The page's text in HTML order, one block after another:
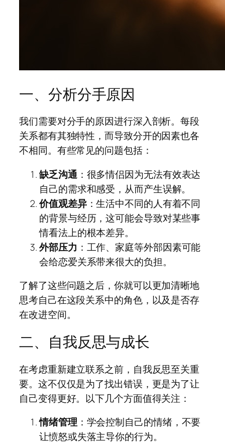
一、分析分手原因
我们需要对分手的原因进行深入剖析。每段
关系都有其独特性，而导致分开的因素也各
不相同。有些常见的问题包括：
缺乏沟通：很多情侣因为无法有效表达
自己的需求和感受，从而产生误解。
价值观差异：生活中不同的人有着不同
的背景与经历，这可能会导致对某些事
情看法上的根本差异。
外部压力 ：工作、家庭等外部因素可能
会给恋爱关系带来很大的负担。
了解了这些问题之后，你就可以更加清晰地
思考自己在这段关系中的角色，以及是否存
在改进空间。
二、自我反思与成长
在考虑重新建立联系之前，自我反思至关重
要。这不仅仅是为了找出错误，更是为了让
自己变得更好。以下几个方面值得关注：
情绪管理：学会控制自己的情绪，不要
让愤怒或失落主导你的行为。